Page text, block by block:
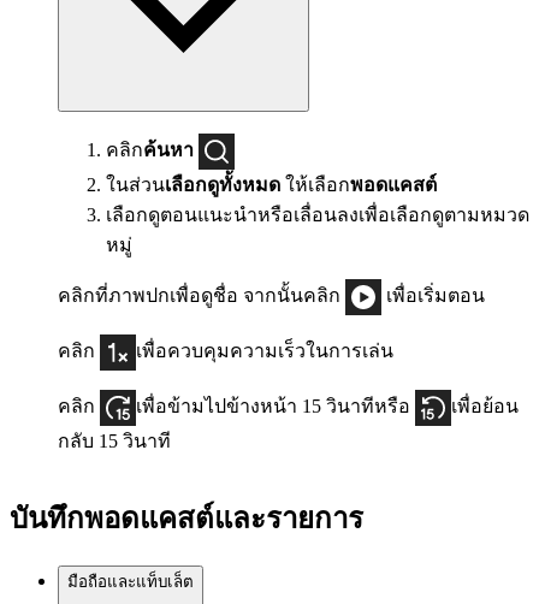
คลิกค้นหา
ในส่วนเลือกดูทั้งหมด ให้เลือกพอดแคสต์
เลือกดูตอนแนะนำหรือเลื่อนลงเพื่อเลือกดูตามหมวด
หมู่
คลิกที่ภาพปกเพื่อดูชื่อ จากนั้นคลิก เพื่อเริ่มตอน
คลิก เพื่อควบคุมความเร็วในการเล่น
คลิก เพื่อข้ามไปข้างหน้า 15 วินาทีหรือ
เพื่อย้อน
กลับ 15 วินาที
บันทึกพอดแคสต์และรายการ
มือถือและแท็บเล็ต